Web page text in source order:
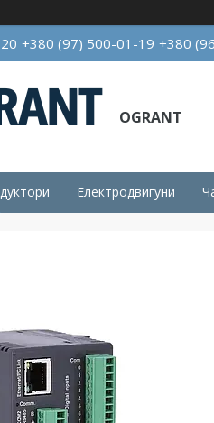
+380 (97) 500-01-19 +380
OGRANT
Електродвигуни